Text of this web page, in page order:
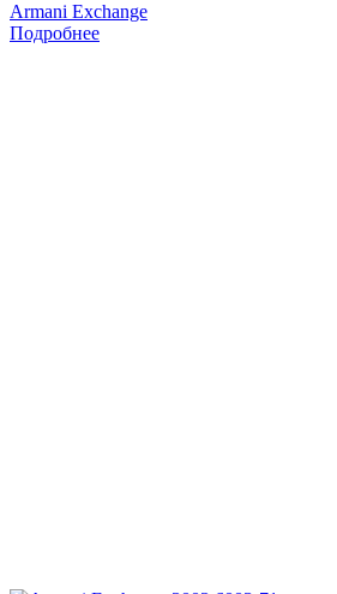
Armani Exchange
Подробнее